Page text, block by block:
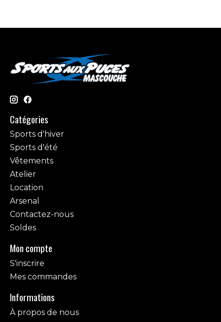
Catégories
Sports d'hiver
Sports d'été
Vêtements
Atelier
Location
Arsenal
Contactez-nous
Soldes
Mon compte
S'inscrire
Mes commandes
Informations
À propos de nous